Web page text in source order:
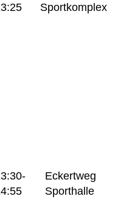
Sportkomplex
Eckertweg
Sporthalle